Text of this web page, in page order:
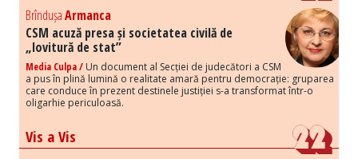
BrîndușaArmanca
CSM acuză presa și societatea civilă de
„lovitură de stat”
Media Culpa / Un document al Secției de judecători a CSM
a pus în plină lumină o realitate amară pentru democrație: gruparea
care conduce în prezent destinele justiției s-a transformat într-o
oligarhie periculoasă.
Vis a Vis